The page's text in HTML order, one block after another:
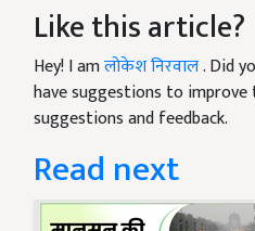
Like this article?
Hey! I amलोकेश निरवाल. Did
have suggestions to improve
suggestions and feedback.
Read next